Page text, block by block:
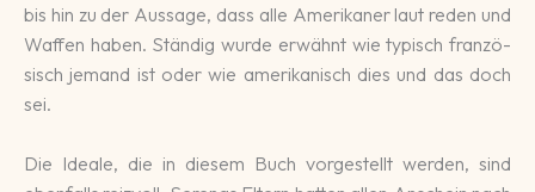
bis hin zu der Aussage, dass alle Ame­ri­kaner laut reden und
Waffen ha­ben. Stän­dig wurde er­wähnt wie typisch fran­zö­
sisch jemand ist oder wie ameri­ka­nisch dies und das doch
sei.
Die Ideale, die in diesem Buch vor­ge­stellt werden, sind